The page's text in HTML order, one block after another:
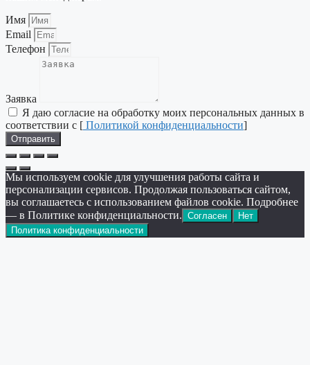
Имя
Email
Телефон
Заявка
Я даю согласие на обработку моих персональных данных в
соответствии с [ Политикой конфиденциальности]
Отправить
Мы используем cookie для улучшения работы сайта и
персонализации сервисов. Продолжая пользоваться сайтом,
вы соглашаетесь с использованием файлов cookie. Подробнее
— в Политике конфиденциальности. Согласен
Нет
Политика конфиденциальности